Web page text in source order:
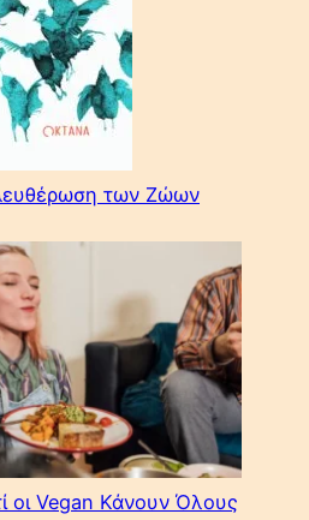
των Ζώων
οι Vegan Κάνουν Όλους